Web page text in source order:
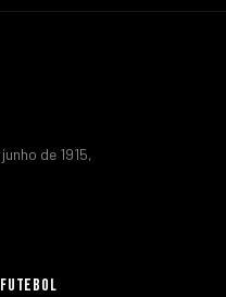
de 1915,
FUTEBOL